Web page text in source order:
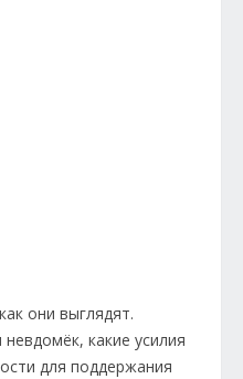
они выглядят.
какие усилия
для поддержания